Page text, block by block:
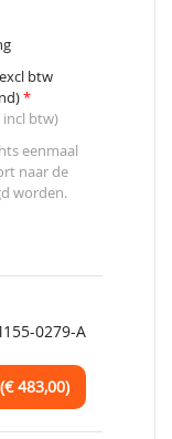
btw
*
incl btw)
eenmaal
naar de
worden.
0279-A
483,00)